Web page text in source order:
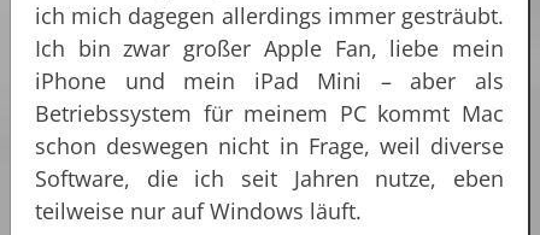
ich mich dagegen allerdings immer gesträubt.
Ich bin zwar großer Apple Fan, liebe mein
iPhone und mein iPad Mini – aber als
Betriebssystem für meinem PC kommt Mac
schon deswegen nicht in Frage, weil diverse
Software, die ich seit Jahren nutze, eben
teilweise nur auf Windows läuft.